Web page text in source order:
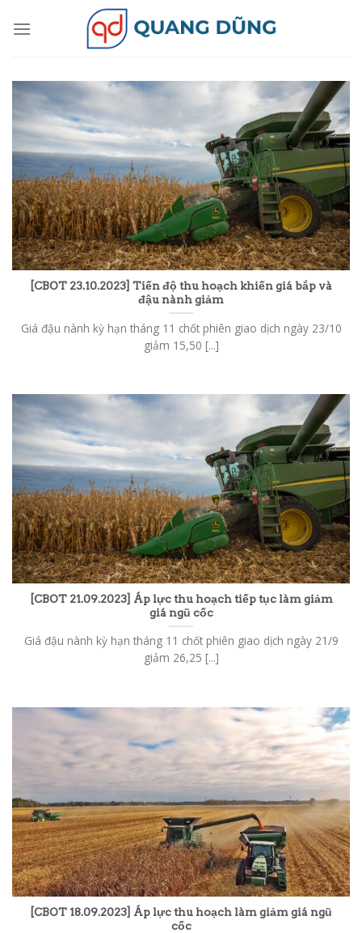
[CBOT 23.10.2023] Tiến độ thu hoạch khiến giá bắp và
đậu nành giảm
Giá đậu nành kỳ hạn tháng 11 chốt phiên giao dịch ngày 23/10
giảm 15,50 [...]
[CBOT 21.09.2023] Áp lực thu hoạch tiếp tục làm giảm
giá ngũ cốc
Giá đậu nành kỳ hạn tháng 11 chốt phiên giao dịch ngày 21/9
giảm 26,25 [...]
[CBOT 18.09.2023] Áp lực thu hoạch làm giảm giá ngũ
cốc